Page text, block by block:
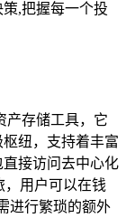
,把握每一个投
产存储工具，它
纽，支持着丰富
接访问去中心化
，用户可以在钱
进行繁琐的额外